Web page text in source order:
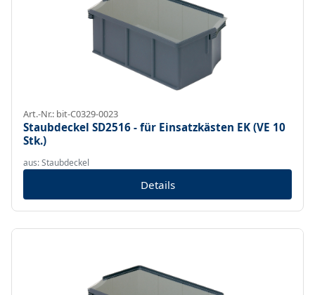
Art.-Nr.: bit-C0329-0023
Staubdeckel SD2516 - für Einsatzkästen EK (VE 10
Stk.)
aus: Staubdeckel
Details